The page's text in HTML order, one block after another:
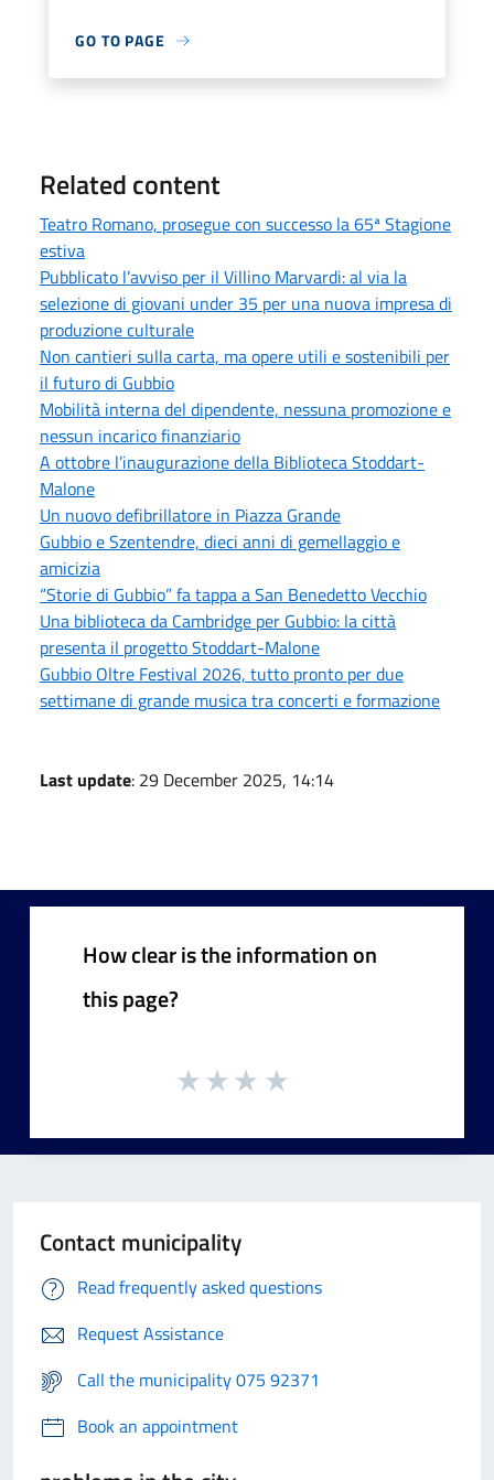
GO TO PAGE
Related content
Teatro Romano, prosegue con successo la 65ª Stagione
estiva
Pubblicato l’avviso per il Villino Marvardi: al via la
selezione di giovani under 35 per una nuova impresa di
produzione culturale
Non cantieri sulla carta, ma opere utili e sostenibili per
il futuro di Gubbio
Mobilità interna del dipendente, nessuna promozione e
nessun incarico finanziario
A ottobre l’inaugurazione della Biblioteca Stoddart-
Malone
Un nuovo defibrillatore in Piazza Grande
Gubbio e Szentendre, dieci anni di gemellaggio e
amicizia
“Storie di Gubbio” fa tappa a San Benedetto Vecchio
Una biblioteca da Cambridge per Gubbio: la città
presenta il progetto Stoddart-Malone
Gubbio Oltre Festival 2026, tutto pronto per due
settimane di grande musica tra concerti e formazione
Last update: 29 December 2025, 14:14
How clear is the information on
this page?
Contact municipality
Read frequently asked questions
Request Assistance
Call the municipality 075 92371
Book an appointment